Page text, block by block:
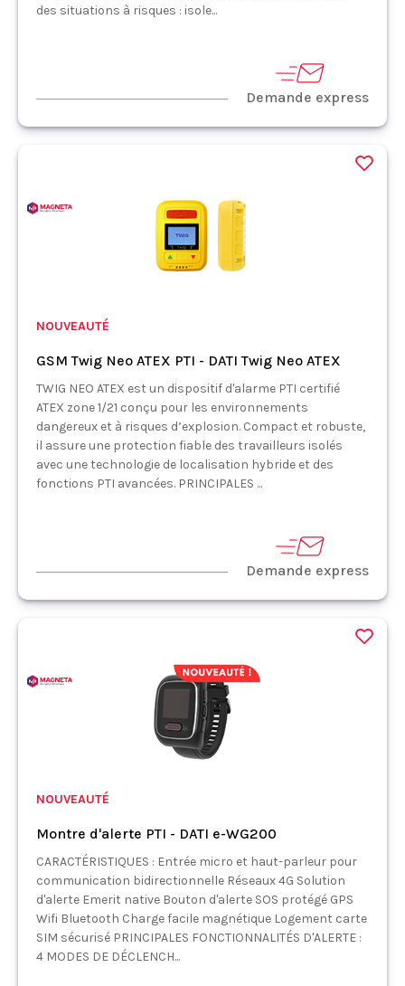
des situations à risques : isole...
Demande express
NOUVEAUTÉ
GSM Twig Neo ATEX PTI - DATI Twig Neo ATEX
TWIG NEO ATEX est un dispositif d'alarme PTI certifié
ATEX zone 1/21 conçu pour les environnements
dangereux et à risques d’explosion. Compact et robuste,
il assure une protection fiable des travailleurs isolés
avec une technologie de localisation hybride et des
fonctions PTI avancées. PRINCIPALES ...
Demande express
NOUVEAUTÉ
Montre d'alerte PTI - DATI e-WG200
CARACTÉRISTIQUES : Entrée micro et haut-parleur pour
communication bidirectionnelle Réseaux 4G Solution
d'alerte Emerit native Bouton d'alerte SOS protégé GPS
Wifi Bluetooth Charge facile magnétique Logement carte
SIM sécurisé PRINCIPALES FONCTIONNALITÉS D'ALERTE :
4 MODES DE DÉCLENCH...